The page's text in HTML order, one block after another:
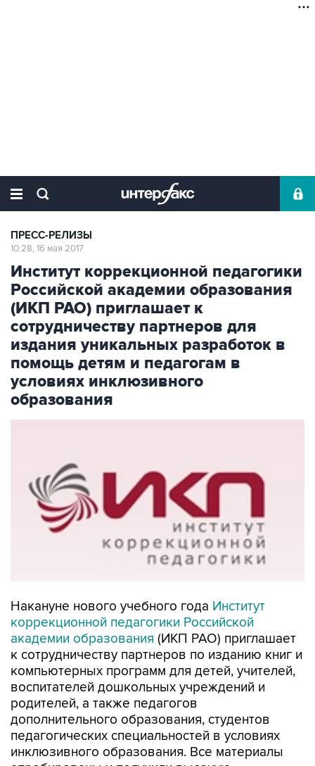
ПРЕСС-РЕЛИЗЫ
10:28, 16 мая 2017
Институт коррекционной педагогики
Российской академии образования
(ИКП РАО) приглашает к
сотрудничеству партнеров для
издания уникальных разработок в
помощь детям и педагогам в
условиях инклюзивного
образования
Накануне нового учебного года Институт
коррекционной педагогики Российской
академии образования (ИКП РАО) приглашает
к сотрудничеству партнеров по изданию книг и
компьютерных программ для детей, учителей,
воспитателей дошкольных учреждений и
родителей, а также педагогов
дополнительного образования, студентов
педагогических специальностей в условиях
инклюзивного образования. Все материалы